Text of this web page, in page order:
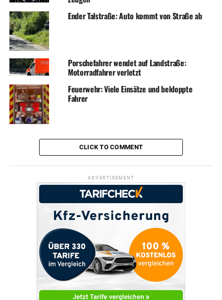
Ender Talstraße: Auto kommt von Straße ab
Porschefahrer wendet auf Landstraße:
Motorradfahrer verletzt
Feuerwehr: Viele Einsätze und bekloppte
Fahrer
CLICK TO COMMENT
ADVERTISEMENT